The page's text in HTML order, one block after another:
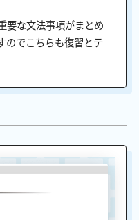
要な文法事項がまとめ
のでこちらも復習とテ